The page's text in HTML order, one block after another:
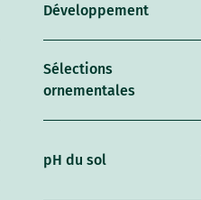
Développement
Sélections
ornementales
pH du sol